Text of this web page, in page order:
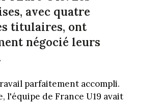
avec quatre
titulaires, ont
négocié leurs
parfaitement accompli.
l'équipe de France U19 avait